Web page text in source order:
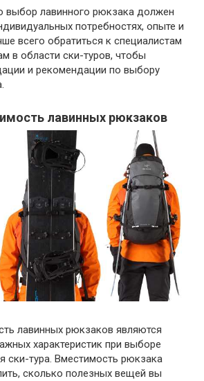
выбор лавинного рюкзака должен
потребностях, опыте и
всего обратиться к специалистам
в области ски-туров, чтобы
и рекомендации по выбору
лавинных рюкзаков
лавинных рюкзаков являются
характеристик при выборе
ски-тура. Вместимость рюкзака
сколько полезных вещей вы